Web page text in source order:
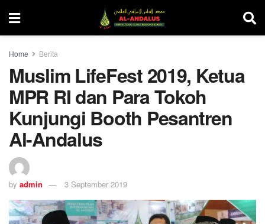
Home Berita
Muslim LifeFest 2019, Ketua
MPR RI dan Para Tokoh
Kunjungi Booth Pesantren
Al-Andalus
by admin 3 September 2019